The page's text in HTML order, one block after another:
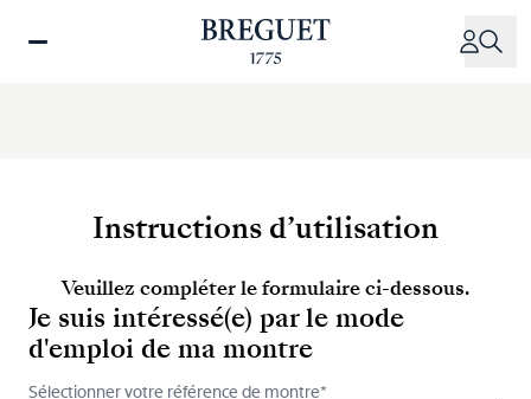
Instructions d’utilisation
Veuillez compléter le formulaire ci-dessous.
Je suis intéressé(e) par le mode
d'emploi de ma montre
Sélectionner votre référence de montre*